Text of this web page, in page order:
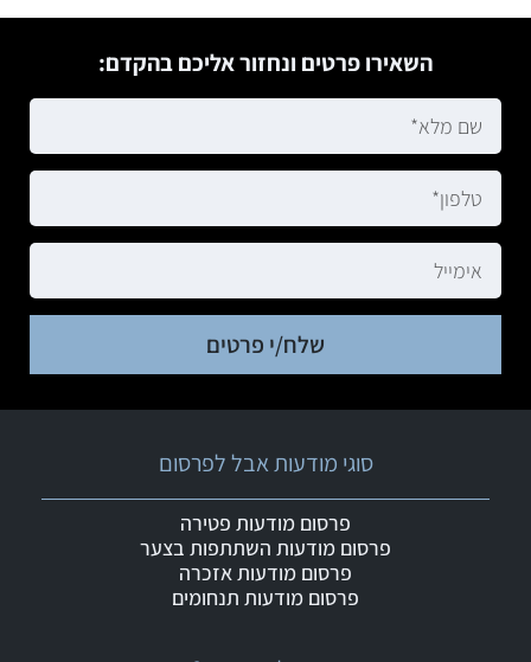
השאירו פרטים ונחזור אליכם בהקדם:
שלח/י פרטים
סוגי מודעות אבל לפרסום
פרסום מודעות פטירה
פרסום מודעות השתתפות בצער
פרסום מודעות אזכרה
פרסום מודעות תנחומים